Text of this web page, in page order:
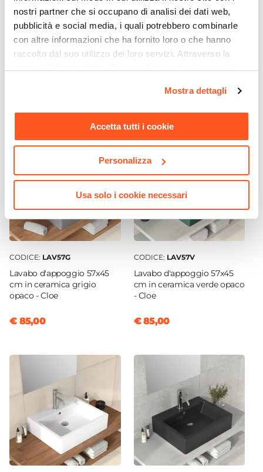
nostri partner che si occupano di analisi dei dati web,
pubblicità e social media, i quali potrebbero combinarle
con altre informazioni che ha fornito loro o che hanno
raccolto dal suo utilizzo dei loro servizi. Attraverso la
momento. Per maggiori informazioni si invita a leggere la
Mostra dettagli
Accetta tutti i cookie
Personalizza
Usa solo i cookie necessari
Lunghezza Canna
11,1 cm
Materiale
Attacchi
Scarico
Per scarico a salterello
Finitura
Flessibili Di Collegamento
Inclusi
Piletta
Inclusa
Portata L/min
16 L/min
Ceramica
Azionamento
Leva monocomando
Altezza
15,7 cm
Sezione Base
Ø 5,2 cm
CODICE:
Miscelatore incasso doccia
con deviatore cromato -
Stick di Paffoni
CODICE:
Lavabo d'appoggio 57x45
cm in ceramica bianco
lucido monoforo - Cloe
€ 77,01
CODICE: LAV57G
Lavabo d'appoggio 57x45
cm in ceramica grigio
opaco - Cloe
€ 85,00
CODICE: LAV57V
Lavabo d'appoggio 57x45
cm in ceramica verde opaco
- Cloe
€ 85,00